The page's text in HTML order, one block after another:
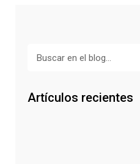
Artículos recientes